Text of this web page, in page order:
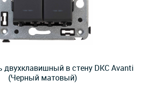
в стену DKC Avanti
(Черный матовый)